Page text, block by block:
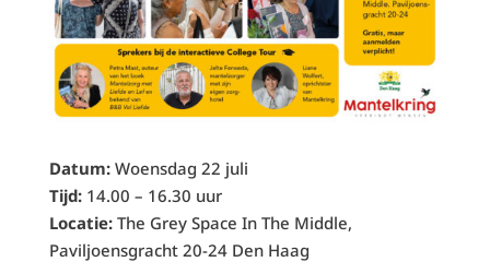
Datum: Woensdag 22 juli
Tijd: 14.00 – 16.30 uur
Locatie: The Grey Space In The Middle,
Paviljoensgracht 20-24 Den Haag